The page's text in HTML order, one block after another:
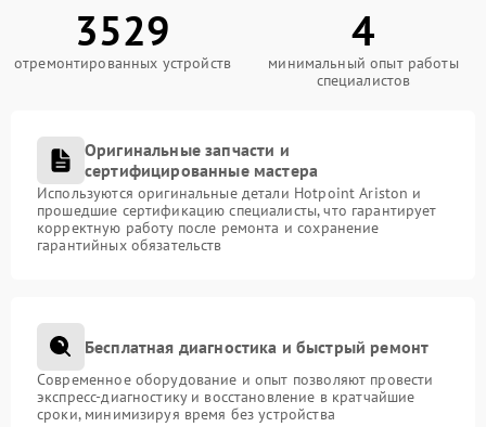
3529
отремонтированных устройств
4
минимальный опыт работы
специалистов
Оригинальные запчасти и
сертифицированные мастера
Используются оригинальные детали Hotpoint Ariston и
прошедшие сертификацию специалисты, что гарантирует
корректную работу после ремонта и сохранение
гарантийных обязательств
Бесплатная диагностика и быстрый ремонт
Современное оборудование и опыт позволяют провести
экспресс-диагностику и восстановление в кратчайшие
сроки, минимизируя время без устройства